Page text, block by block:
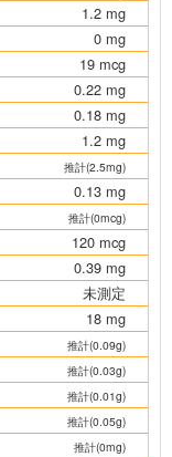
1.2 mg
0 mg
19 mcg
0.22 mg
0.18 mg
1.2 mg
推計(2.5mg)
0.13 mg
推計(0mcg)
120 mcg
0.39 mg
未測定
18 mg
推計(0.09g)
推計(0.03g)
推計(0.01g)
推計(0.05g)
推計(0mg)